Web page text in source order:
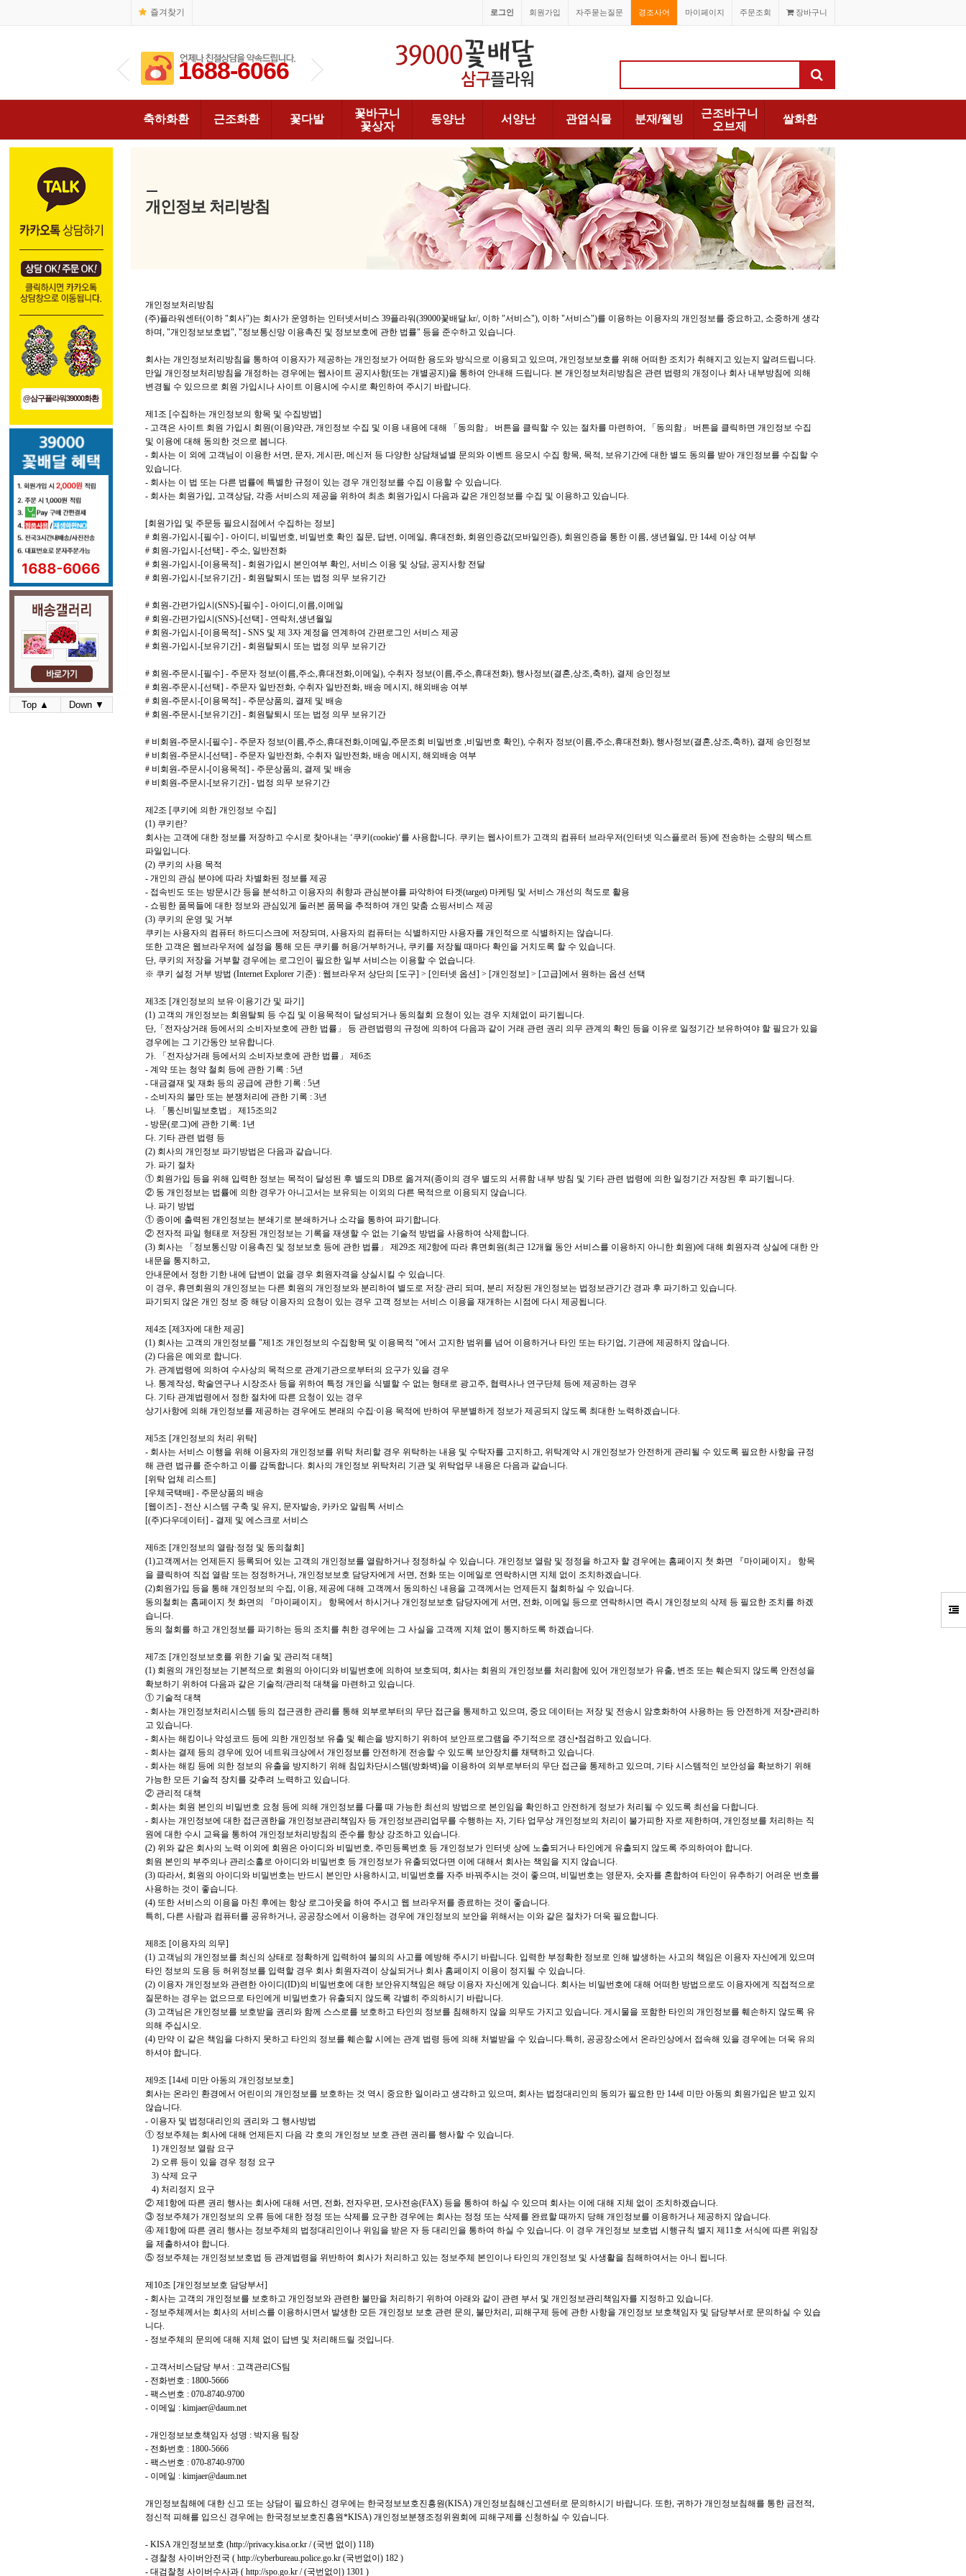
즐겨찾기 장바구니
주문조회
마이페이지
경조사어
자주묻는질문
회원가입
로그인
1688-6066 1688-6066 1688-6066
축하화환 근조화환 꽃다발
꽃바구니
꽃상자
동양난 서양난 관엽식물 분재/웰빙
근조바구니
오브제
쌀화환
@삼구플라워39000화환
Top ▲ Down ▼
개인정보 처리방침
개인정보처리방침
(주)플라워센터(이하 "회사")는 회사가 운영하는 인터넷서비스 39플라워(39000꽃배달.kr/, 이하 "서비스"), 이하 "서비스")를 이용하는 이용자의 개인정보를 중요하고, 소중하게 생각
하며, "개인정보보호법", "정보통신망 이용촉진 및 정보보호에 관한 법률" 등을 준수하고 있습니다.
회사는 개인정보처리방침을 통하여 이용자가 제공하는 개인정보가 어떠한 용도와 방식으로 이용되고 있으며, 개인정보보호를 위해 어떠한 조치가 취해지고 있는지 알려드립니다.
만일 개인정보처리방침을 개정하는 경우에는 웹사이트 공지사항(또는 개별공지)을 통하여 안내해 드립니다. 본 개인정보처리방침은 관련 법령의 개정이나 회사 내부방침에 의해
변경될 수 있으므로 회원 가입시나 사이트 이용시에 수시로 확인하여 주시기 바랍니다.
제1조 [수집하는 개인정보의 항목 및 수집방법]
- 고객은 사이트 회원 가입시 회원(이용)약관, 개인정보 수집 및 이용 내용에 대해 「동의함」 버튼을 클릭할 수 있는 절차를 마련하여, 「동의함」 버튼을 클릭하면 개인정보 수집
및 이용에 대해 동의한 것으로 봅니다.
- 회사는 이 외에 고객님이 이용한 서면, 문자, 게시판, 메신저 등 다양한 상담채널별 문의와 이벤트 응모시 수집 항목, 목적, 보유기간에 대한 별도 동의를 받아 개인정보를 수집할 수
있습니다.
- 회사는 이 법 또는 다른 법률에 특별한 규정이 있는 경우 개인정보를 수집 이용할 수 있습니다.
- 회사는 회원가입, 고객상담, 각종 서비스의 제공을 위하여 최초 회원가입시 다음과 같은 개인정보를 수집 및 이용하고 있습니다.
[회원가입 및 주문등 필요시점에서 수집하는 정보]
# 회원-가입시-[필수] - 아이디, 비밀번호, 비밀번호 확인 질문, 답변, 이메일, 휴대전화, 회원인증값(모바일인증), 회원인증을 통한 이름, 생년월일, 만 14세 이상 여부
# 회원-가입시-[선택] - 주소, 일반전화
# 회원-가입시-[이용목적] - 회원가입시 본인여부 확인, 서비스 이용 및 상담, 공지사항 전달
# 회원-가입시-[보유기간] - 회원탈퇴시 또는 법정 의무 보유기간
# 회원-간편가입시(SNS)-[필수] - 아이디,이름,이메일
# 회원-간편가입시(SNS)-[선택] - 연락처,생년월일
# 회원-가입시-[이용목적] - SNS 및 제 3자 계정을 연계하여 간편로그인 서비스 제공
# 회원-가입시-[보유기간] - 회원탈퇴시 또는 법정 의무 보유기간
# 회원-주문시-[필수] - 주문자 정보(이름,주소,휴대전화,이메일), 수취자 정보(이름,주소,휴대전화), 행사정보(결혼,상조,축하), 결제 승인정보
# 회원-주문시-[선택] - 주문자 일반전화, 수취자 일반전화, 배송 메시지, 해외배송 여부
# 회원-주문시-[이용목적] - 주문상품의, 결제 및 배송
# 회원-주문시-[보유기간] - 회원탈퇴시 또는 법정 의무 보유기간
# 비회원-주문시-[필수] - 주문자 정보(이름,주소,휴대전화,이메일,주문조회 비밀번호 ,비밀번호 확인), 수취자 정보(이름,주소,휴대전화), 행사정보(결혼,상조,축하), 결제 승인정보
# 비회원-주문시-[선택] - 주문자 일반전화, 수취자 일반전화, 배송 메시지, 해외배송 여부
# 비회원-주문시-[이용목적] - 주문상품의, 결제 및 배송
# 비회원-주문시-[보유기간] - 법정 의무 보유기간
제2조 [쿠키에 의한 개인정보 수집]
(1) 쿠키란?
회사는 고객에 대한 정보를 저장하고 수시로 찾아내는 ‘쿠키(cookie)‘를 사용합니다. 쿠키는 웹사이트가 고객의 컴퓨터 브라우저(인터넷 익스플로러 등)에 전송하는 소량의 텍스트
파일입니다.
(2) 쿠키의 사용 목적
- 개인의 관심 분야에 따라 차별화된 정보를 제공
- 접속빈도 또는 방문시간 등을 분석하고 이용자의 취향과 관심분야를 파악하여 타겟(target) 마케팅 및 서비스 개선의 척도로 활용
- 쇼핑한 품목들에 대한 정보와 관심있게 둘러본 품목을 추적하여 개인 맞춤 쇼핑서비스 제공
(3) 쿠키의 운영 및 거부
쿠키는 사용자의 컴퓨터 하드디스크에 저장되며, 사용자의 컴퓨터는 식별하지만 사용자를 개인적으로 식별하지는 않습니다.
또한 고객은 웹브라우저에 설정을 통해 모든 쿠키를 허용/거부하거나, 쿠키를 저장될 때마다 확인을 거치도록 할 수 있습니다.
단, 쿠키의 저장을 거부할 경우에는 로그인이 필요한 일부 서비스는 이용할 수 없습니다.
※ 쿠키 설정 거부 방법 (Internet Explorer 기준) : 웹브라우저 상단의 [도구] > [인터넷 옵션] > [개인정보] > [고급]에서 원하는 옵션 선택
제3조 [개인정보의 보유∙이용기간 및 파기]
(1) 고객의 개인정보는 회원탈퇴 등 수집 및 이용목적이 달성되거나 동의철회 요청이 있는 경우 지체없이 파기됩니다.
단,「전자상거래 등에서의 소비자보호에 관한 법률」 등 관련법령의 규정에 의하여 다음과 같이 거래 관련 권리 의무 관계의 확인 등을 이유로 일정기간 보유하여야 할 필요가 있을
경우에는 그 기간동안 보유합니다.
가. 「전자상거래 등에서의 소비자보호에 관한 법률」 제6조
- 계약 또는 청약 철회 등에 관한 기록 : 5년
- 대금결재 및 재화 등의 공급에 관한 기록 : 5년
- 소비자의 불만 또는 분쟁처리에 관한 기록 : 3년
나. 「통신비밀보호법」 제15조의2
- 방문(로그)에 관한 기록: 1년
다. 기타 관련 법령 등
(2) 회사의 개인정보 파기방법은 다음과 같습니다.
가. 파기 절차
① 회원가입 등을 위해 입력한 정보는 목적이 달성된 후 별도의 DB로 옮겨져(종이의 경우 별도의 서류함 내부 방침 및 기타 관련 법령에 의한 일정기간 저장된 후 파기됩니다.
② 동 개인정보는 법률에 의한 경우가 아니고서는 보유되는 이외의 다른 목적으로 이용되지 않습니다.
나. 파기 방법
① 종이에 출력된 개인정보는 분쇄기로 분쇄하거나 소각을 통하여 파기합니다.
② 전자적 파일 형태로 저장된 개인정보는 기록을 재생할 수 없는 기술적 방법을 사용하여 삭제합니다.
(3) 회사는 「정보통신망 이용촉진 및 정보보호 등에 관한 법률」 제29조 제2항에 따라 휴면회원(최근 12개월 동안 서비스를 이용하지 아니한 회원)에 대해 회원자격 상실에 대한 안
내문을 통지하고,
안내문에서 정한 기한 내에 답변이 없을 경우 회원자격을 상실시킬 수 있습니다.
이 경우, 휴면회원의 개인정보는 다른 회원의 개인정보와 분리하여 별도로 저장·관리 되며, 분리 저장된 개인정보는 법정보관기간 경과 후 파기하고 있습니다.
파기되지 않은 개인 정보 중 해당 이용자의 요청이 있는 경우 고객 정보는 서비스 이용을 재개하는 시점에 다시 제공됩니다.
제4조 [제3자에 대한 제공]
(1) 회사는 고객의 개인정보를 "제1조 개인정보의 수집항목 및 이용목적 "에서 고지한 범위를 넘어 이용하거나 타인 또는 타기업, 기관에 제공하지 않습니다.
(2) 다음은 예외로 합니다.
가. 관계법령에 의하여 수사상의 목적으로 관계기관으로부터의 요구가 있을 경우
나. 통계작성, 학술연구나 시장조사 등을 위하여 특정 개인을 식별할 수 없는 형태로 광고주, 협력사나 연구단체 등에 제공하는 경우
다. 기타 관계법령에서 정한 절차에 따른 요청이 있는 경우
상기사항에 의해 개인정보를 제공하는 경우에도 본래의 수집∙이용 목적에 반하여 무분별하게 정보가 제공되지 않도록 최대한 노력하겠습니다.
제5조 [개인정보의 처리 위탁]
- 회사는 서비스 이행을 위해 이용자의 개인정보를 위탁 처리할 경우 위탁하는 내용 및 수탁자를 고지하고, 위탁계약 시 개인정보가 안전하게 관리될 수 있도록 필요한 사항을 규정
해 관련 법규를 준수하고 이를 감독합니다. 회사의 개인정보 위탁처리 기관 및 위탁업무 내용은 다음과 같습니다.
[위탁 업체 리스트]
[우체국택배] - 주문상품의 배송
[웹이즈] - 전산 시스템 구축 및 유지, 문자발송, 카카오 알림톡 서비스
[(주)다우데이터] - 결제 및 에스크로 서비스
제6조 [개인정보의 열람∙정정 및 동의철회]
(1)고객께서는 언제든지 등록되어 있는 고객의 개인정보를 열람하거나 정정하실 수 있습니다. 개인정보 열람 및 정정을 하고자 할 경우에는 홈페이지 첫 화면 『마이페이지』 항목
을 클릭하여 직접 열람 또는 정정하거나, 개인정보보호 담당자에게 서면, 전화 또는 이메일로 연락하시면 지체 없이 조치하겠습니다.
(2)회원가입 등을 통해 개인정보의 수집, 이용, 제공에 대해 고객께서 동의하신 내용을 고객께서는 언제든지 철회하실 수 있습니다.
동의철회는 홈페이지 첫 화면의 『마이페이지』 항목에서 하시거나 개인정보보호 담당자에게 서면, 전화, 이메일 등으로 연락하시면 즉시 개인정보의 삭제 등 필요한 조치를 하겠
습니다.
동의 철회를 하고 개인정보를 파기하는 등의 조치를 취한 경우에는 그 사실을 고객께 지체 없이 통지하도록 하겠습니다.
제7조 [개인정보보호를 위한 기술 및 관리적 대책]
(1) 회원의 개인정보는 기본적으로 회원의 아이디와 비밀번호에 의하여 보호되며, 회사는 회원의 개인정보를 처리함에 있어 개인정보가 유출, 변조 또는 훼손되지 않도록 안전성을
확보하기 위하여 다음과 같은 기술적/관리적 대책을 마련하고 있습니다.
① 기술적 대책
- 회사는 개인정보처리시스템 등의 접근권한 관리를 통해 외부로부터의 무단 접근을 통제하고 있으며, 중요 데이터는 저장 및 전송시 암호화하여 사용하는 등 안전하게 저장•관리하
고 있습니다.
- 회사는 해킹이나 악성코드 등에 의한 개인정보 유출 및 훼손을 방지하기 위하여 보안프로그램을 주기적으로 갱신•점검하고 있습니다.
- 회사는 결제 등의 경우에 있어 네트워크상에서 개인정보를 안전하게 전송할 수 있도록 보안장치를 채택하고 있습니다.
- 회사는 해킹 등에 의한 정보의 유출을 방지하기 위해 침입차단시스템(방화벽)을 이용하여 외부로부터의 무단 접근을 통제하고 있으며, 기타 시스템적인 보안성을 확보하기 위해
가능한 모든 기술적 장치를 갖추려 노력하고 있습니다.
② 관리적 대책
- 회사는 회원 본인의 비밀번호 요청 등에 의해 개인정보를 다룰 때 가능한 최선의 방법으로 본인임을 확인하고 안전하게 정보가 처리될 수 있도록 최선을 다합니다.
- 회사는 개인정보에 대한 접근권한을 개인정보관리책임자 등 개인정보관리업무를 수행하는 자, 기타 업무상 개인정보의 처리이 불가피한 자로 제한하며, 개인정보를 처리하는 직
원에 대한 수시 교육을 통하여 개인정보처리방침의 준수를 항상 강조하고 있습니다.
(2) 위와 같은 회사의 노력 이외에 회원은 아이디와 비밀번호, 주민등록번호 등 개인정보가 인터넷 상에 노출되거나 타인에게 유출되지 않도록 주의하여야 합니다.
회원 본인의 부주의나 관리소홀로 아이디와 비밀번호 등 개인정보가 유출되었다면 이에 대해서 회사는 책임을 지지 않습니다.
(3) 따라서, 회원의 아이디와 비밀번호는 반드시 본인만 사용하시고, 비밀번호를 자주 바꿔주시는 것이 좋으며, 비밀번호는 영문자, 숫자를 혼합하여 타인이 유추하기 어려운 번호를
사용하는 것이 좋습니다.
(4) 또한 서비스의 이용을 마친 후에는 항상 로그아웃을 하여 주시고 웹 브라우저를 종료하는 것이 좋습니다.
특히, 다른 사람과 컴퓨터를 공유하거나, 공공장소에서 이용하는 경우에 개인정보의 보안을 위해서는 이와 같은 절차가 더욱 필요합니다.
제8조 [이용자의 의무]
(1) 고객님의 개인정보를 최신의 상태로 정확하게 입력하여 불의의 사고를 예방해 주시기 바랍니다. 입력한 부정확한 정보로 인해 발생하는 사고의 책임은 이용자 자신에게 있으며
타인 정보의 도용 등 허위정보를 입력할 경우 회사 회원자격이 상실되거나 회사 홈페이지 이용이 정지될 수 있습니다.
(2) 이용자 개인정보와 관련한 아이디(ID)의 비밀번호에 대한 보안유지책임은 해당 이용자 자신에게 있습니다. 회사는 비밀번호에 대해 어떠한 방법으로도 이용자에게 직접적으로
질문하는 경우는 없으므로 타인에게 비밀번호가 유출되지 않도록 각별히 주의하시기 바랍니다.
(3) 고객님은 개인정보를 보호받을 권리와 함께 스스로를 보호하고 타인의 정보를 침해하지 않을 의무도 가지고 있습니다. 게시물을 포함한 타인의 개인정보를 훼손하지 않도록 유
의해 주십시오.
(4) 만약 이 같은 책임을 다하지 못하고 타인의 정보를 훼손할 시에는 관계 법령 등에 의해 처벌받을 수 있습니다.특히, 공공장소에서 온라인상에서 접속해 있을 경우에는 더욱 유의
하셔야 합니다.
제9조 [14세 미만 아동의 개인정보보호]
회사는 온라인 환경에서 어린이의 개인정보를 보호하는 것 역시 중요한 일이라고 생각하고 있으며, 회사는 법정대리인의 동의가 필요한 만 14세 미만 아동의 회원가입은 받고 있지
않습니다.
- 이용자 및 법정대리인의 권리와 그 행사방법
① 정보주체는 회사에 대해 언제든지 다음 각 호의 개인정보 보호 관련 권리를 행사할 수 있습니다.
1) 개인정보 열람 요구
2) 오류 등이 있을 경우 정정 요구
3) 삭제 요구
4) 처리정지 요구
② 제1항에 따른 권리 행사는 회사에 대해 서면, 전화, 전자우편, 모사전송(FAX) 등을 통하여 하실 수 있으며 회사는 이에 대해 지체 없이 조치하겠습니다.
③ 정보주체가 개인정보의 오류 등에 대한 정정 또는 삭제를 요구한 경우에는 회사는 정정 또는 삭제를 완료할 때까지 당해 개인정보를 이용하거나 제공하지 않습니다.
④ 제1항에 따른 권리 행사는 정보주체의 법정대리인이나 위임을 받은 자 등 대리인을 통하여 하실 수 있습니다. 이 경우 개인정보 보호법 시행규칙 별지 제11호 서식에 따른 위임장
을 제출하셔야 합니다.
⑤ 정보주체는 개인정보보호법 등 관계법령을 위반하여 회사가 처리하고 있는 정보주체 본인이나 타인의 개인정보 및 사생활을 침해하여서는 아니 됩니다.
제10조 [개인정보보호 담당부서]
- 회사는 고객의 개인정보를 보호하고 개인정보와 관련한 불만을 처리하기 위하여 아래와 같이 관련 부서 및 개인정보관리책임자를 지정하고 있습니다.
- 정보주체께서는 회사의 서비스를 이용하시면서 발생한 모든 개인정보 보호 관련 문의, 불만처리, 피해구제 등에 관한 사항을 개인정보 보호책임자 및 담당부서로 문의하실 수 있습
니다.
- 정보주체의 문의에 대해 지체 없이 답변 및 처리해드릴 것입니다.
- 고객서비스담당 부서 : 고객관리CS팀
- 전화번호 : 1800-5666
- 팩스번호 : 070-8740-9700
- 이메일 : kimjaer@daum.net
- 개인정보보호책임자 성명 : 박지용 팀장
- 전화번호 : 1800-5666
- 팩스번호 : 070-8740-9700
- 이메일 : kimjaer@daum.net
개인정보침해에 대한 신고 또는 상담이 필요하신 경우에는 한국정보보호진흥원(KISA) 개인정보침해신고센터로 문의하시기 바랍니다. 또한, 귀하가 개인정보침해를 통한 금전적,
정신적 피해를 입으신 경우에는 한국정보보호진흥원*KISA) 개인정보분쟁조정위원회에 피해구제를 신청하실 수 있습니다.
- KISA 개인정보보호 (http://privacy.kisa.or.kr / (국번 없이) 118)
- 경찰청 사이버안전국 ( http://cyberbureau.police.go.kr (국번없이) 182 )
- 대검찰청 사이버수사과 ( http://spo.go.kr / (국번없이) 1301 )